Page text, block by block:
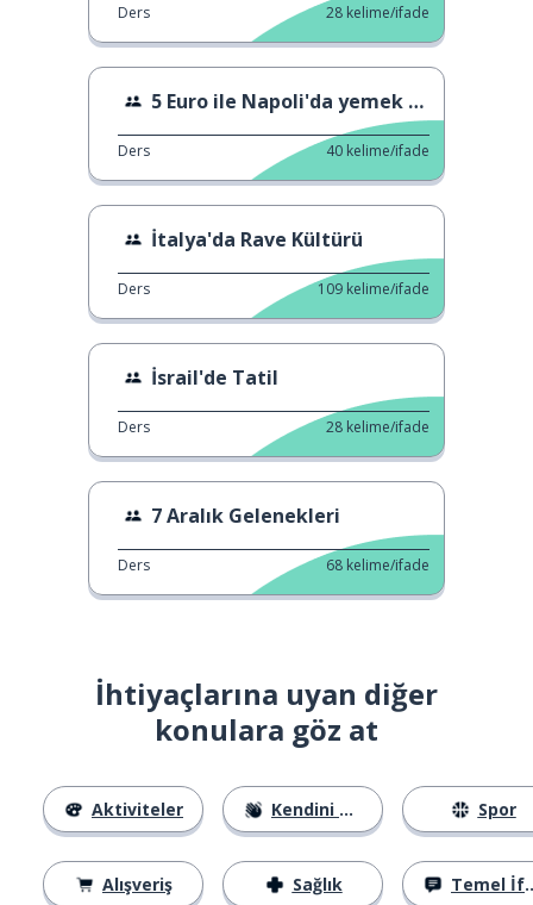
Ders 28 kelime/ifade
5 Euro ile Napoli'da yemek yeme
Ders 40 kelime/ifade
İtalya'da Rave Kültürü
Ders 109 kelime/ifade
İsrail'de Tatil
Ders 28 kelime/ifade
7 Aralık Gelenekleri
Ders 68 kelime/ifade
İhtiyaçlarına uyan diğer
konulara göz at
Aktiviteler
Alışveriş
Kendini Tanıtma
Sağlık
Spor
Temel İfadeler